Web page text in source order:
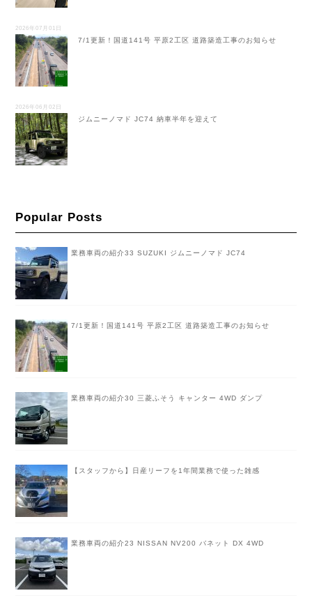
2026年07月01日
7/1更新！国道141号 平原2工区 道路築造工事のお知らせ
2026年06月02日
ジムニーノマド JC74 納車半年を迎えて
Popular Posts
業務車両の紹介33 SUZUKI ジムニーノマド JC74
7/1更新！国道141号 平原2工区 道路築造工事のお知らせ
業務車両の紹介30 三菱ふそう キャンター 4WD ダンプ
【スタッフから】日産リーフを1年間業務で使った雑感
業務車両の紹介23 NISSAN NV200 バネット DX 4WD